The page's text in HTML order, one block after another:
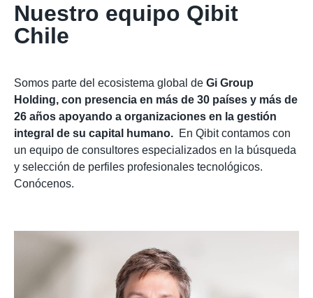
Nuestro equipo Qibit
Chile
Somos parte del ecosistema global de Gi Group
Holding, con presencia en más de 30 países y más de
26 años apoyando a organizaciones en la gestión
integral de su capital humano. En Qibit contamos con
un equipo de consultores especializados en la búsqueda
y selección de perfiles profesionales tecnológicos.
Conócenos.